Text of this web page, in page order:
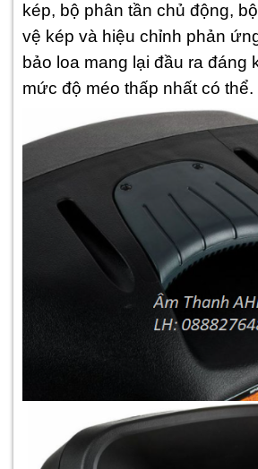
kép, bộ phân tần chủ động,
vệ kép và hiệu chỉnh phản
bảo loa mang lại đầu ra đáng
mức độ méo thấp nhất có thể.